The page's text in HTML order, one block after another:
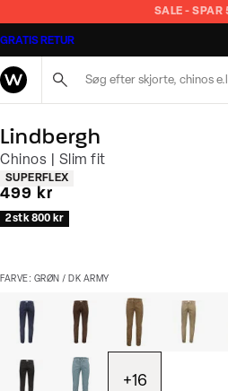
SALE - SPAR
GRATIS RETUR
Lindbergh
Chinos | Slim fit
Produkt egenskaber
SUPERFLEX
I alt (inkl. rabat)
499 kr
2 stk 800 kr
FARVE: GRØN / DK ARMY
+16